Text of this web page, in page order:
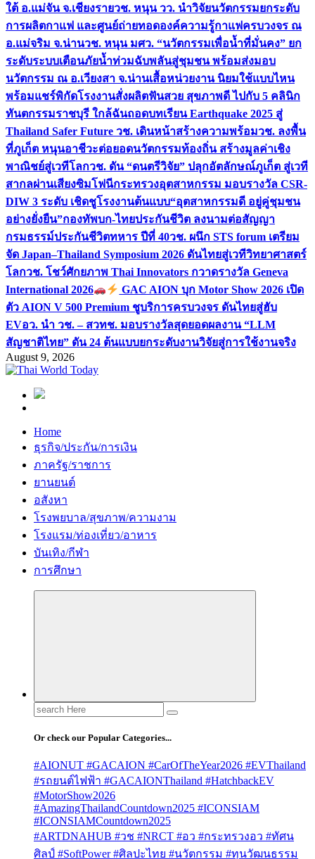
ใต้ อ.แม่จัน จ.เชียงรายวช. หนุน วว. นำวิจัยนวัตกรรมยกระดับ
การผลิตกาแฟ และศูนย์ถ่ายทอดองค์ความรู้กาแฟครบวงจร ณ
อ.แม่จริม จ.น่านวช. หนุน มศว. “นวัตกรรมเพื่อน้ำที่มั่นคง” ยก
ระดับระบบเตือนภัยน้ำท่วมฉับพลันสู่ชุมชน พร้อมส่งมอบ
นวัตกรรม ณ อ.เวียงสา จ.น่านเสื้อหน่วยงาน นิยมใช้แบบไหน
พร้อมแชร์พิกัดโรงงานสั่งผลิตฟันสวย สุขภาพดี ไปกับ 5 คลินิก
ทันตกรรมราชบุรี ใกล้ฉันถอดบทเรียน Earthquake 2025 สู่
Thailand Safer Future วช. เดินหน้าสร้างความพร้อมวช. ลงพื้น
ที่ภูเก็ต หนุนอาชีวะต่อยอดนวัตกรรมท้องถิ่น สร้างมูลค่าเชิง
พาณิชย์สู่เวทีโลกวช. ดัน “ดนตรีวิจัย” ปลุกอัตลักษณ์ภูเก็ต สู่เวที
สากลผ่านเสียงซิมโฟนีกระทรวงอุตสาหกรรม มอบรางวัล CSR-
DIW 3 ระดับ เชิดชูโรงงานต้นแบบ“อุตสาหกรรมดี อยู่คู่ชุมชน
อย่างยั่งยืน”กองทัพบก-ไทยประกันชีวิต ลงนามต่อสัญญา
กรมธรรม์ประกันชีวิตทหาร ปีที่ 40วช. ผนึก STS forum เตรียม
จัด Japan–Thailand Symposium 2026 ดันไทยสู่เวทีวิทยาศาสตร์
โลกวช. โชว์ศักยภาพ Thai Innovators กวาดรางวัล Geneva
International 2026
GAC AION บุก Motor Show 2026 เปิด
ตัว AION V 500 Premium ชูบริการครบวงจร ดันไทยสู่ฮับ
EVอว. นำ วช. – สวทช. มอบรางวัลสุดยอดผลงาน “LLM
สัญชาติไทย” ดัน 24 ต้นแบบยกระดับงานวิจัยสู่การใช้งานจริง
August 9, 2026
Home
ธุรกิจ/ประกัน/การเงิน
ภาครัฐ/ราชการ
ยานยนต์
อสังหา
โรงพยบาล/สุขภาพ/ความงาม
โรงแรม/ท่องเที่ยว/อาหาร
บันเทิง/กีฬา
การศึกษา
Search
for:
Or check our Popular Categories...
#AIONUT #GACAION #CarOfTheYear2026 #EVThailand
#รถยนต์ไฟฟ้า #GACAIONThailand #HatchbackEV
#MotorShow2026
#AmazingThailandCountdown2025 #ICONSIAM
#ICONSIAMCountdown2025
#ARTDNAHUB #วช #NRCT #อว #กระทรวงอว #ทัศน
ศิลป์ #SoftPower #ศิลปะไทย #นวัตกรรม #ทุนวัฒนธรรม